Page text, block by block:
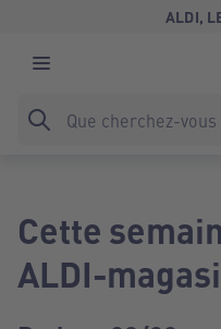
ALDI,
Cette
ALDI-